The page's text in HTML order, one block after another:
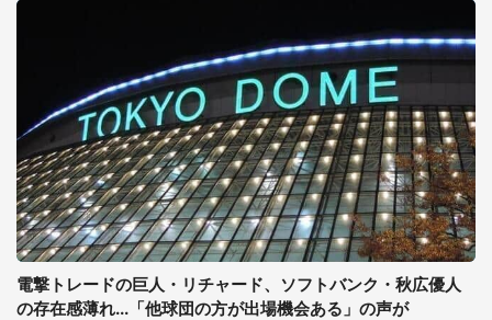
電撃トレードの巨人・リチャード、ソフトバンク・秋広優人
の存在感薄れ...「他球団の方が出場機会ある」の声が